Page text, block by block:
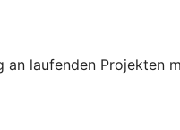
laufenden Projekten